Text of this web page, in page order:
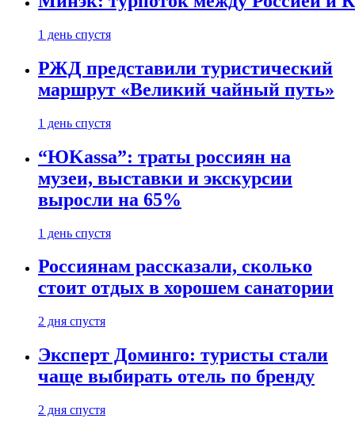
1 день спустя
РЖД представили туристический
маршрут «Великий чайный путь»
1 день спустя
“ЮKassa”: траты россиян на
музеи, выставки и экскурсии
выросли на 65%
1 день спустя
Россиянам рассказали, сколько
стоит отдых в хорошем санатории
2 дня спустя
Эксперт Доминго: туристы стали
чаще выбирать отель по бренду
2 дня спустя